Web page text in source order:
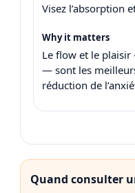
Visez l’absorption
Le flow et le
— sont les
réduction de
Quand consulter